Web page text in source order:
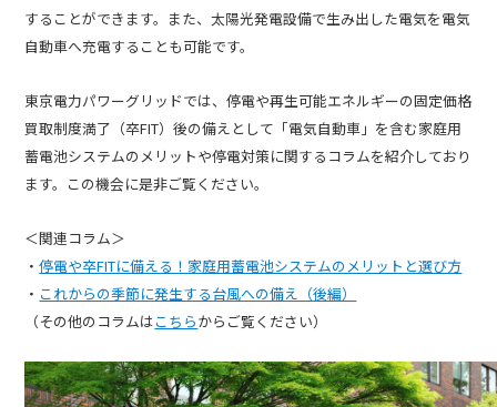
することができます。また、太陽光発電設備で生み出した電気を電気
自動車へ充電することも可能です。
東京電力パワーグリッドでは、停電や再生可能エネルギーの固定価格
買取制度満了（卒FIT）後の備えとして「電気自動車」を含む家庭用
蓄電池システムのメリットや停電対策に関するコラムを紹介しており
ます。この機会に是非ご覧ください。
＜関連コラム＞
・停電や卒FITに備える！家庭用蓄電池システムのメリットと選び方
・ これからの季節に発生する台風への備え（後編）
（その他のコラムはこちらからご覧ください）